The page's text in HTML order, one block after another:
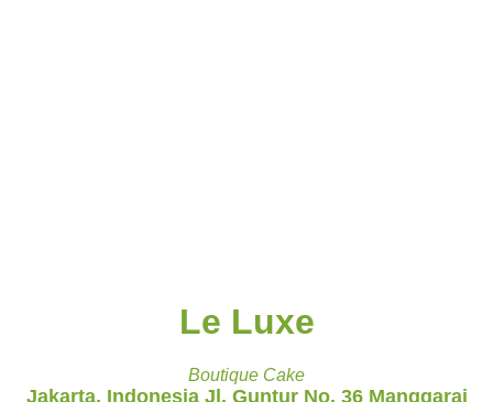
Le Luxe
Boutique Cake
Jakarta, Indonesia Jl. Guntur No. 36 Manggarai